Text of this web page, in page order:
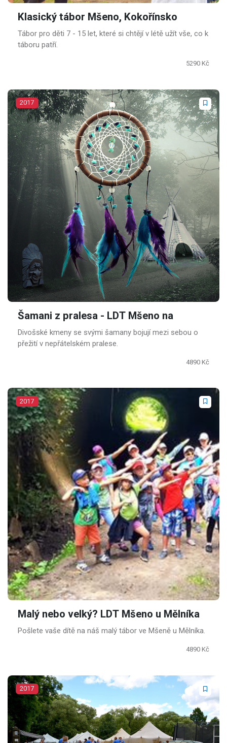
Klasický tábor Mšeno, Kokořínsko
Tábor pro děti 7 - 15 let, které si chtějí v létě užít vše, co k
táboru patří.
5290 Kč
2017
Šamani z pralesa - LDT Mšeno na
Divošské kmeny se svými šamany bojují mezi sebou o
přežití v nepřátelském pralese.
4890 Kč
2017
Malý nebo velký? LDT Mšeno u Mělníka
Pošlete vaše dítě na náš malý tábor ve Mšeně u Mělníka.
4890 Kč
2017